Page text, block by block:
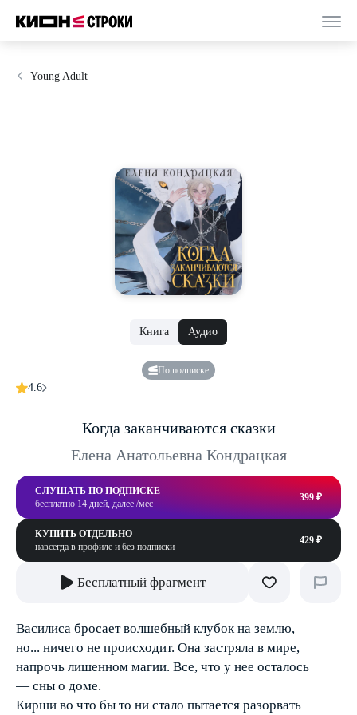
Young Adult
Книга Аудио
По подписке
4.6
Когда заканчиваются сказки
Елена Анатольевна Кондрацкая
СЛУШАТЬ ПО ПОДПИСКЕ
бесплатно 14 дней, далее /мес
399 ₽
КУПИТЬ ОТДЕЛЬНО
навсегда в профиле и без подписки
429 ₽
Бесплатный фрагмент
Василиса бросает волшебный клубок на землю,
но... ничего не происходит. Она застряла в мире,
напрочь лишенном магии. Все, что у нее осталось
— сны о доме.
Кирши во что бы то ни стало пытается разорвать